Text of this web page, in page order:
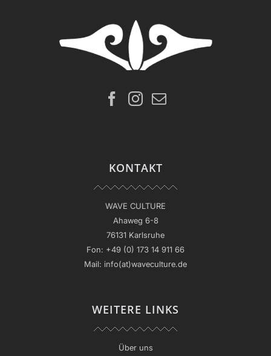
KONTAKT
WAVE CULTURE
Ahaweg 6-8
76131 Karlsruhe
Fon: +49 (0) 173 14 911 66
Mail: info(at)waveculture.de
WEITERE LINKS
Über uns